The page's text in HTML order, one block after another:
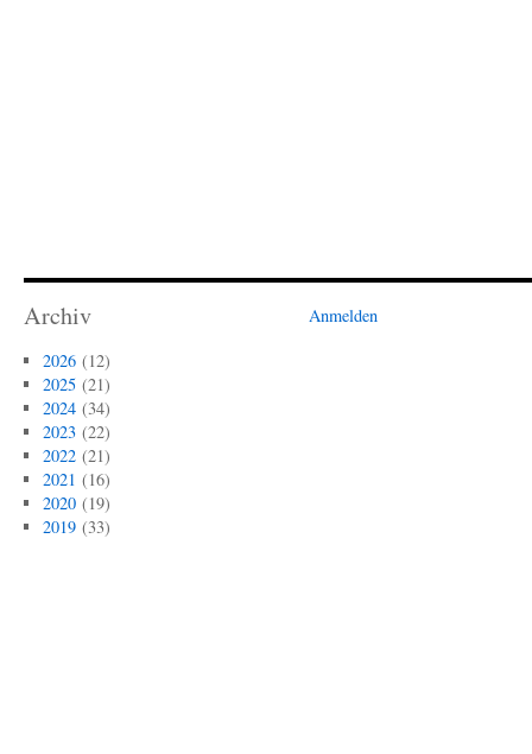
Archiv
2026(12)
2025(21)
2024(34)
2023(22)
2022(21)
2021 (16)
2020(19)
2019(33)
Anmelden